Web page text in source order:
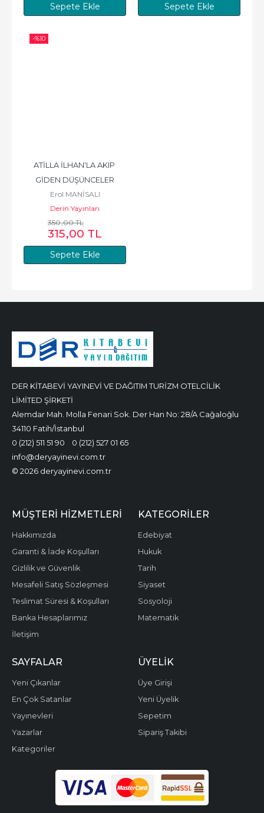
Sepete Ekle Sepete Ekle
-%10
Sepete Ekle
ATİLLA İLHAN'LA AKIP
GİDEN DÜŞÜNCELER
Erol MANİSALI
Derin Yayınları
350,00TL
315,00 TL
DER KİTABEVİ YAYINEVİ VE DAĞITIM TURİZM OTELCİLİK
LİMİTED ŞİRKETİ
Alemdar Mah. Molla Fenari Sok. Der Han No: 28/A Cağaloğlu
34110 Fatih/İstanbul
0 (212) 511 51 90
0 (212) 527 01 65
info@deryayinevi.com.tr
© 2026 deryayinevi.com.tr
MÜŞTERI HIZMETLERI
Hakkımızda
Garanti & İade Koşulları
Gizlilik ve Güvenlik
Mesafeli Satış Sözleşmesi
Teslimat Süresi & Koşulları
Banka Hesaplarımız
İletişim
KATEGORILER
Edebiyat
Hukuk
Tarih
Siyaset
Sosyoloji
Matematik
SAYFALAR
Yeni Çıkanlar
En Çok Satanlar
Yayınevleri
Yazarlar
Kategoriler
ÜYELIK
Üye Girişi
Yeni Üyelik
Sepetim
Sipariş Takibi